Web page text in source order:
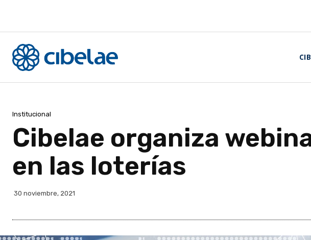
Institucional
Cibelae organiza
en las loterías
30 noviembre, 2021